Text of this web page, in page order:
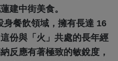
建中街美食。
身餐飲領域，擁有長達 16
份與「火」共處的長年經
反應有著極致的敏銳度，